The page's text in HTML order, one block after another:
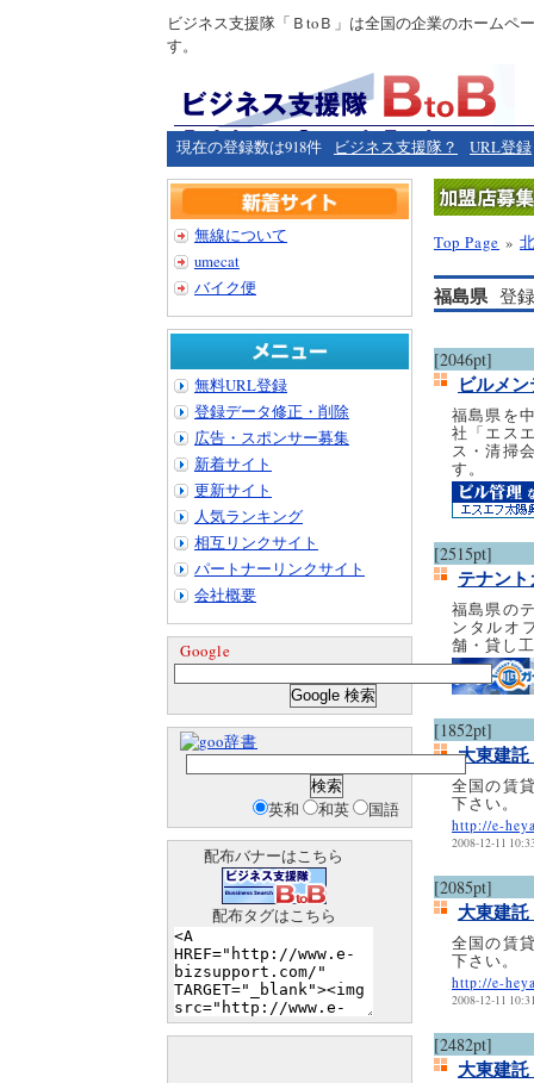
ビジネス支援隊「ＢtoＢ」は全国の企業のホームペ
す。
現在の登録数は918件 ビジネス支援隊？ URL登録
Top Page »
福島県登録
[2046pt]
ビルメ
福島県を
社「エス
ス・清掃
す。
[2515pt]
テナン
福島県の
ンタルオ
舗・貸し
[1852pt]
大東建
全国の賃
下さい。
http://e-
2008-12-11
[2085pt]
大東建
全国の賃
下さい。
http://e-
2008-12-11
[2482pt]
大東建
無線について
umecat
バイク便
無料URL登録
登録データ修正・削除
広告・スポンサー募集
新着サイト
更新サイト
人気ランキング
相互リンクサイト
パートナーリンクサイト
会社概要
Google
辞書
英和 和英 国語
配布バナーはこちら
配布タグはこちら